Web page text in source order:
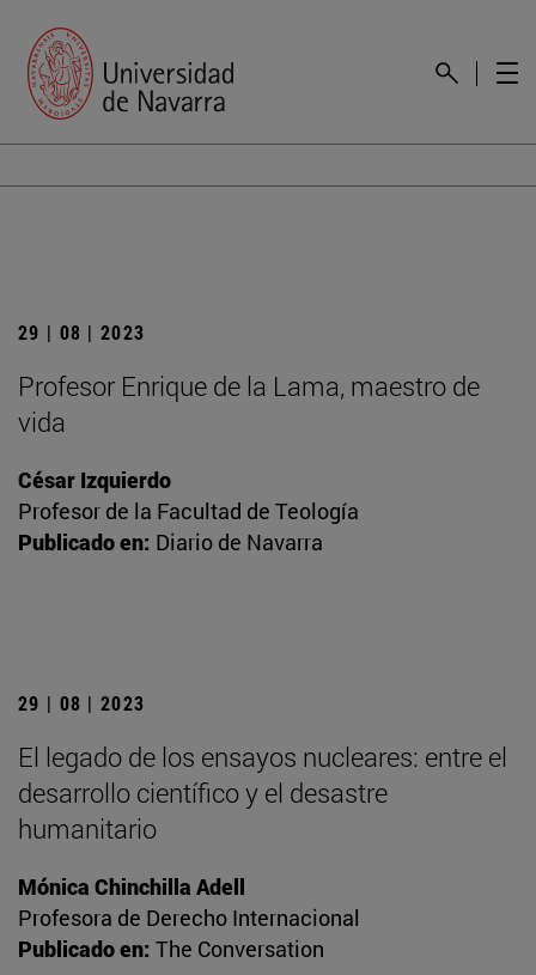
29 | 08 | 2023
Profesor Enrique de la Lama, maestro de
vida
César Izquierdo
Profesor de la Facultad de Teología
Publicado en: Diario de Navarra
29 | 08 | 2023
El legado de los ensayos nucleares: entre el
desarrollo científico y el desastre
humanitario
Mónica Chinchilla Adell
Profesora de Derecho Internacional
Publicado en: The Conversation